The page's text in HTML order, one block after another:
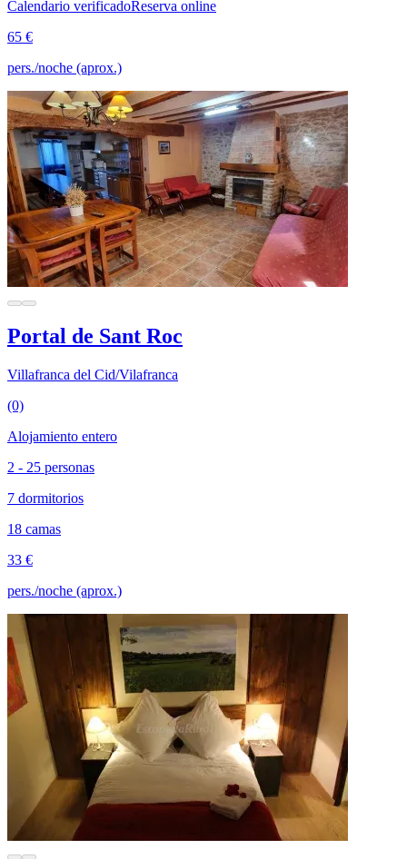
Calendario verificadoReserva online
65 €
pers./noche (aprox.)
Portal de Sant Roc
Villafranca del Cid/Vilafranca
(0)
Alojamiento entero
2 - 25 personas
7 dormitorios
18 camas
33 €
pers./noche (aprox.)